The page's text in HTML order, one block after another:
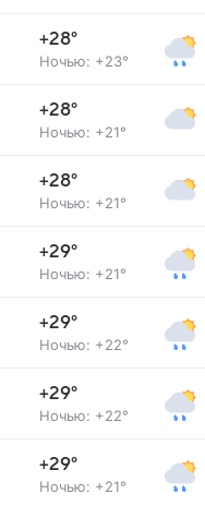
+28°
Ночью: +23°
+28°
Ночью: +21°
+28°
Ночью: +21°
+29°
Ночью: +21°
+29°
Ночью: +22°
+29°
Ночью: +22°
+29°
Ночью: +21°